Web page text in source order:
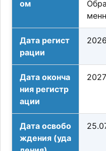
ом
Дата регист
рации
Дата оконча
ния регистр
ации
Дата освобо
ждения (уда